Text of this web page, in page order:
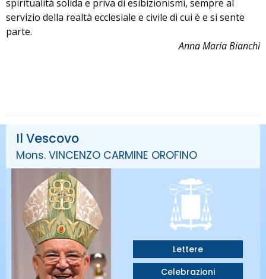
spiritualità solida e priva di esibizionismi, sempre al
servizio della realtà ecclesiale e civile di cui è e si sente
parte.
Anna Maria Bianchi
Il Vescovo
Mons. VINCENZO CARMINE OROFINO
Lettere
Celebrazioni